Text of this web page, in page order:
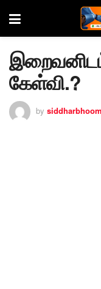
கேள்வி.?
by